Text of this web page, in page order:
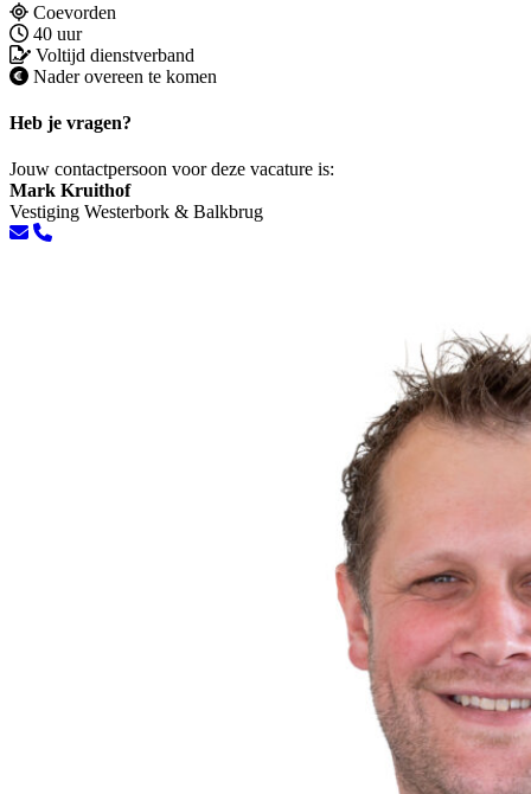
Coevorden
40 uur
Voltijd dienstverband
Nader overeen te komen
Heb je vragen?
Jouw contactpersoon voor deze vacature is:
Mark Kruithof
Vestiging Westerbork & Balkbrug